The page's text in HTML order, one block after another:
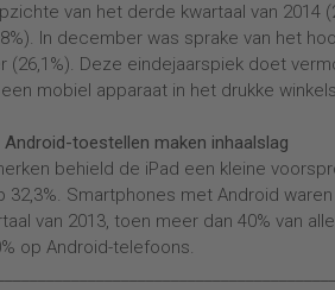
van het derde kwartaal van 2014
In december was sprake van het
Deze eindejaarspiek doet
mobiel apparaat in het drukke
toestellen maken inhaalslag
behield de iPad een kleine
Smartphones met Android
van 2013, toen meer dan 40% van
op Android-telefoons.